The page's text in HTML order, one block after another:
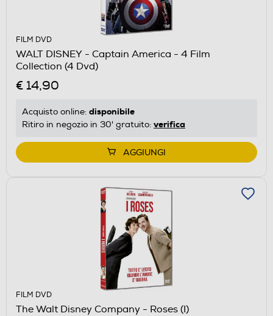
FILM DVD
WALT DISNEY - Captain America - 4 Film
Collection (4 Dvd)
€ 14,90
Acquisto online: disponibile
Ritiro in negozio in 30' gratuito: verifica
AGGIUNGI
FILM DVD
The Walt Disney Company - Roses (I)